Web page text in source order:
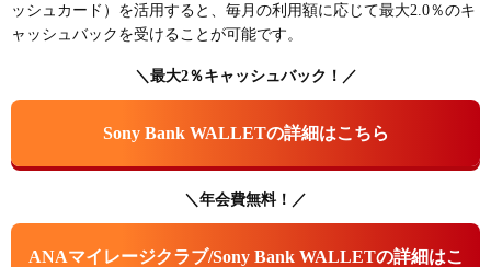
ッシュカード）を活用すると、毎月の利用額に応じて最大2.0％のキ
ャッシュバックを受けることが可能です。
＼最大2％キャッシュバック！／
Sony Bank WALLETの詳細はこちら
＼年会費無料！／
ANAマイレージクラブ/Sony Bank WALLETの詳細はこ